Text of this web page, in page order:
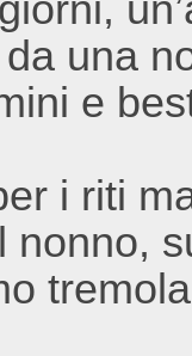
una
e
i riti
nonno,